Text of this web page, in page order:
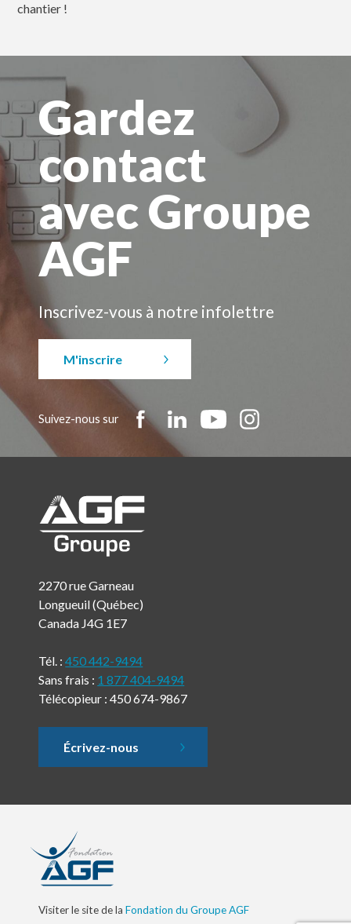
chantier !
Gardez
contact
avec Groupe
AGF
Inscrivez-vous à notre infolettre
M'inscrire
Suivez-nous sur
2270 rue Garneau
Longueuil (Québec)
Canada J4G 1E7
Tél. :450 442-9494
Sans frais : 1 877 404-9494
Télécopieur : 450 674-9867
Écrivez-nous
Visiter le site de laFondation du Groupe AGF